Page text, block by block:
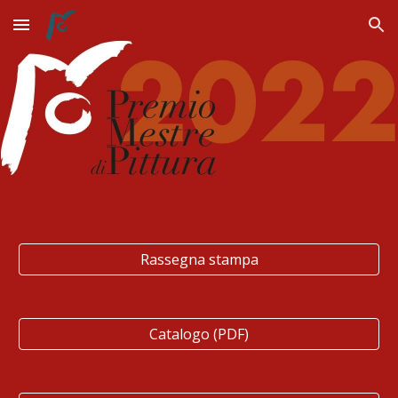
Skip to main content Skip to navigation
Rassegna stampa
Catalogo (PDF)